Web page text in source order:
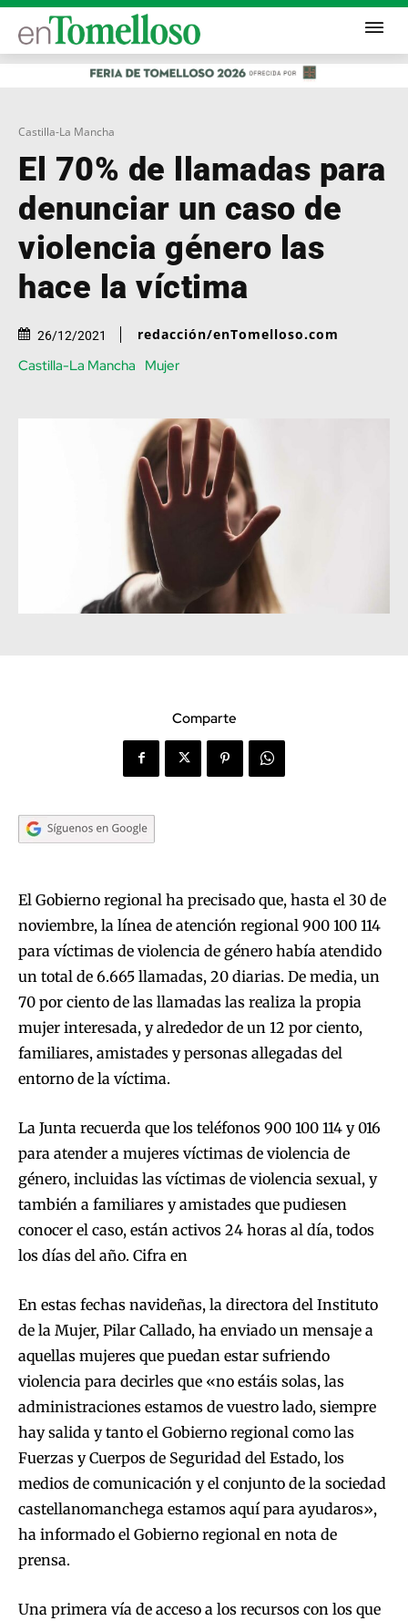
Castilla-La Mancha
El 70% de llamadas para
denunciar un caso de
violencia género las
hace la víctima
26/12/2021 redacción/enTomelloso.com
Castilla-La Mancha Mujer
Comparte
El Gobierno regional ha precisado que, hasta el 30 de
noviembre, la línea de atención regional 900 100 114
para víctimas de violencia de género había atendido
un total de 6.665 llamadas, 20 diarias. De media, un
70 por ciento de las llamadas las realiza la propia
mujer interesada, y alrededor de un 12 por ciento,
familiares, amistades y personas allegadas del
entorno de la víctima.
La Junta recuerda que los teléfonos 900 100 114 y 016
para atender a mujeres víctimas de violencia de
género, incluidas las víctimas de violencia sexual, y
también a familiares y amistades que pudiesen
conocer el caso, están activos 24 horas al día, todos
los días del año. Cifra en
En estas fechas navideñas, la directora del Instituto
de la Mujer, Pilar Callado, ha enviado un mensaje a
aquellas mujeres que puedan estar sufriendo
violencia para decirles que «no estáis solas, las
administraciones estamos de vuestro lado, siempre
hay salida y tanto el Gobierno regional como las
Fuerzas y Cuerpos de Seguridad del Estado, los
medios de comunicación y el conjunto de la sociedad
castellanomanchega estamos aquí para ayudaros»,
ha informado el Gobierno regional en nota de
prensa.
Una primera vía de acceso a los recursos con los que